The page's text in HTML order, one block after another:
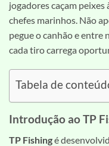
jogadores caçam
chefes marinhos. Não
pegue o canhão e entre
cada tiro carrega
Tabela de
Introdução ao TP
TP Fishingé